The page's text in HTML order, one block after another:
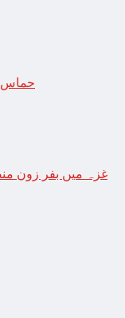
حماس اسرائیل
غزہ میں بفر زون